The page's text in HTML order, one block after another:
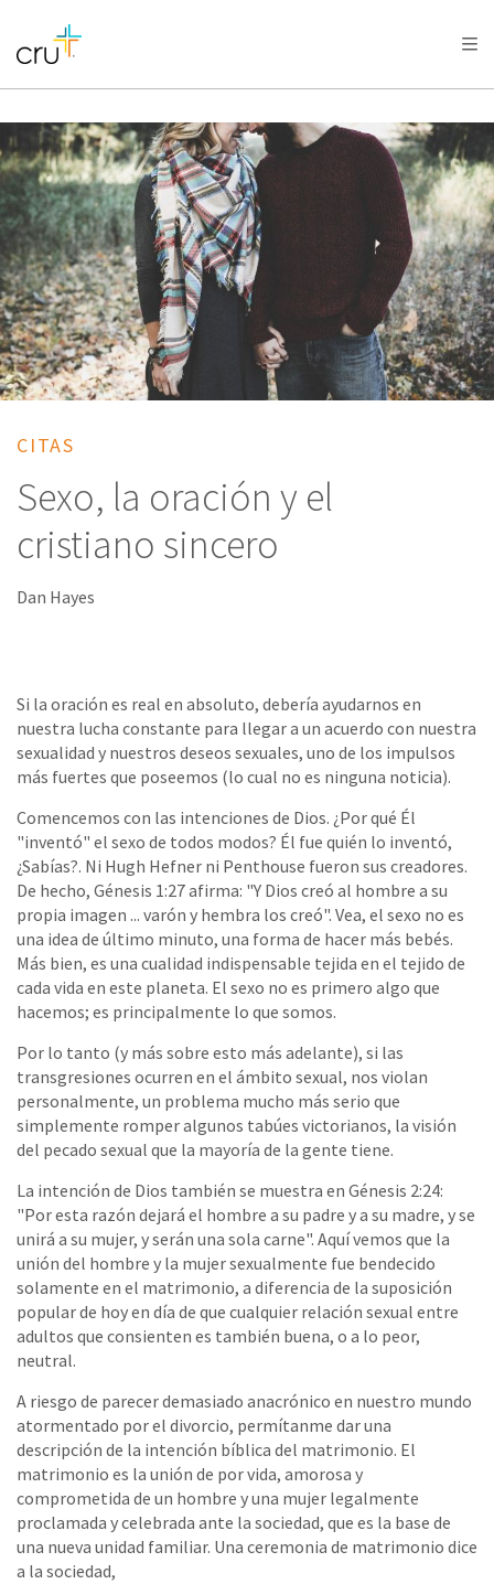
AFRICA
AMERICA / CARIBBEAN
OCEANIA
CITAS
Sexo, la oración y el
cristiano sincero
Dan Hayes
Si la oración es real en absoluto, debería ayudarnos en
nuestra lucha constante para llegar a un acuerdo con nuestra
sexualidad y nuestros deseos sexuales, uno de los impulsos
más fuertes que poseemos (lo cual no es ninguna noticia).
Comencemos con las intenciones de Dios. ¿Por qué Él
"inventó" el sexo de todos modos? Él fue quién lo inventó,
¿Sabías?. Ni Hugh Hefner ni Penthouse fueron sus creadores.
De hecho, Génesis 1:27 afirma: "Y Dios creó al hombre a su
propia imagen ... varón y hembra los creó". Vea, el sexo no es
una idea de último minuto, una forma de hacer más bebés.
Más bien, es una cualidad indispensable tejida en el tejido de
cada vida en este planeta. El sexo no es primero algo que
hacemos; es principalmente lo que somos.
Por lo tanto (y más sobre esto más adelante), si las
transgresiones ocurren en el ámbito sexual, nos violan
personalmente, un problema mucho más serio que
simplemente romper algunos tabúes victorianos, la visión
del pecado sexual que la mayoría de la gente tiene.
La intención de Dios también se muestra en Génesis 2:24:
"Por esta razón dejará el hombre a su padre y a su madre, y se
unirá a su mujer, y serán una sola carne". Aquí vemos que la
unión del hombre y la mujer sexualmente fue bendecido
solamente en el matrimonio, a diferencia de la suposición
popular de hoy en día de que cualquier relación sexual entre
adultos que consienten es también buena, o a lo peor,
neutral.
A riesgo de parecer demasiado anacrónico en nuestro mundo
atormentado por el divorcio, permítanme dar una
descripción de la intención bíblica del matrimonio. El
matrimonio es la unión de por vida, amorosa y
comprometida de un hombre y una mujer legalmente
proclamada y celebrada ante la sociedad, que es la base de
una nueva unidad familiar. Una ceremonia de matrimonio dice
a la sociedad,